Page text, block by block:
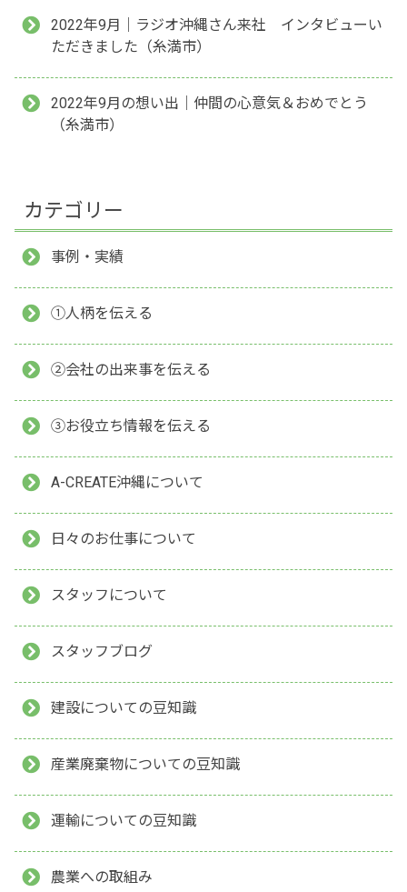
2022年9月｜ラジオ沖縄さん来社 インタビューい
ただきました（糸満市）
2022年9月の想い出｜仲間の心意気＆おめでとう
（糸満市）
カテゴリー
事例・実績
①人柄を伝える
②会社の出来事を伝える
③お役立ち情報を伝える
A-CREATE沖縄について
日々のお仕事について
スタッフについて
スタッフブログ
建設についての豆知識
産業廃棄物についての豆知識
運輸についての豆知識
農業への取組み